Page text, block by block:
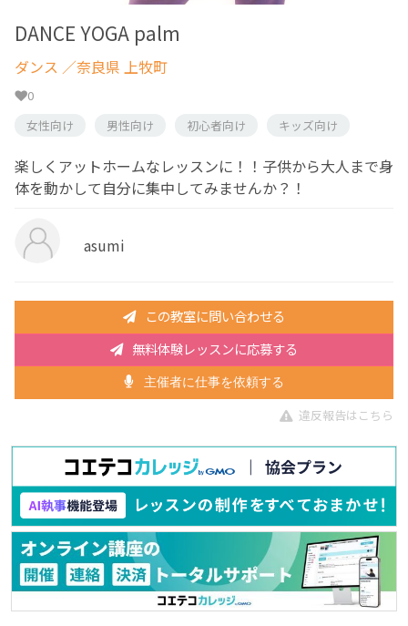
DANCE YOGA palm
ダンス ／奈良県 上牧町
0
女性向け
男性向け 初心者向け キッズ向け
楽しくアットホームなレッスンに！！子供から大人まで身
体を動かして自分に集中してみませんか？！
asumi
この教室に問い合わせる
無料体験レッスンに応募する
主催者に仕事を依頼する
違反報告はこちら